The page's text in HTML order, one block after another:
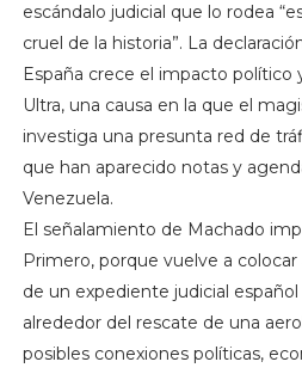
escándalo judicial que lo rodea
cruel de la historia”. La
España crece el impacto político
Ultra, una causa en la que el
investiga una presunta red de
que han aparecido notas y
Venezuela.
El señalamiento de Machado
Primero, porque vuelve a
de un expediente judicial
alrededor del rescate de una
posibles conexiones políticas,